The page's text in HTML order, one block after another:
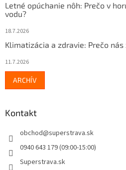
Letné opúchanie nôh: Prečo v
vodu?
18.7.2026
Klimatizácia a zdravie: Prečo
11.7.2026
ARCHÍV
Kontakt
obchod@superstrava.sk
0940 643 179 (09:00-15:00)
Superstrava.sk